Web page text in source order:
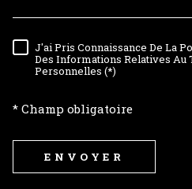
J'ai Pris Connaissance De La
Des Informations Relatives Au
Personnelles (*)
* Champ obligatoire
ENVOYER